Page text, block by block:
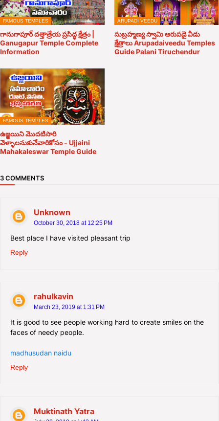
FAMOUS TEMPLES
గానుగాపూర్ దత్తాత్రేయ ప్రసిద్ధ క్షేత్రం |
Ganugapur Temple Complete
Information
ARUPADI VEEDU
సుబ్రహ్మణ్య స్వామి ఆరుపడై వీడు
క్షేత్రాలు Arupadaiveedu Temples
Guide Palani Tiruchendur
FAMOUS TEMPLES
ఉజ్జయిని మొదటిసారి
వెళ్ళాలనుకునేవారికోసం - Ujjaini
Mahakaleswar Temple Guide
3 COMMENTS
Unknown
October 30, 2018 at 12:25 PM
Best place I have visited pleasant trip
Reply
rahulkavin
March 23, 2019 at 1:31 PM
It is good to see people working hard to create smiles on the
faces of needy people.
madhusudan naidu
Reply
Muktinath Yatra